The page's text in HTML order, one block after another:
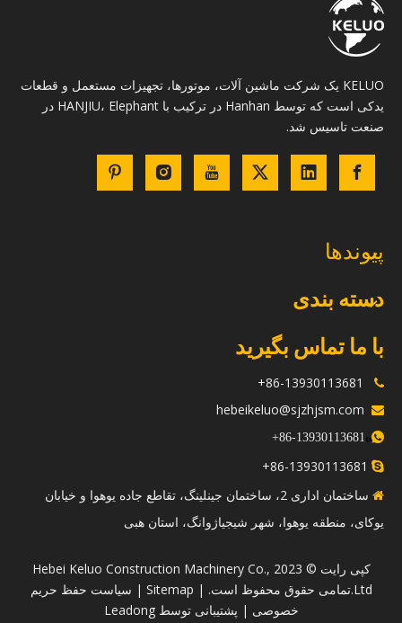
KELUO یک شرکت ماشین آلات، موتورها، تجهیزات مستعمل و قطعات
یدکی است که توسط Hanhan در ترکیب با HANJIU، Elephant در
صنعت تاسیس شد.
پیوندها
دسته بندی
با ما تماس بگیرید


hebeikeluo@sjzhjsm.com
ه 13930113681-86
+


ساختمان اداری 2، ساختمان جینلینگ، تقاطع جاده یوهوا و خیابان
یوکای، منطقه یوهوا، شهر شیجیاژوانگ، استان هبی
​کپی رایت © 2023 Hebei Keluo Construction Machinery Co.,
Ltd.تمامی حقوق محفوظ است. |
Sitemap
| سیاست حفظ حریم
خصوصی | پشتیبانی توسطLeadong